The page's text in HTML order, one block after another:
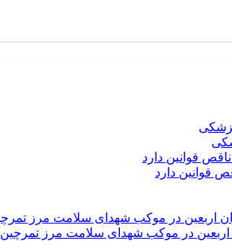
قوانین دارد
اربعین در موکب شهدای سلامت مرز تمرچین